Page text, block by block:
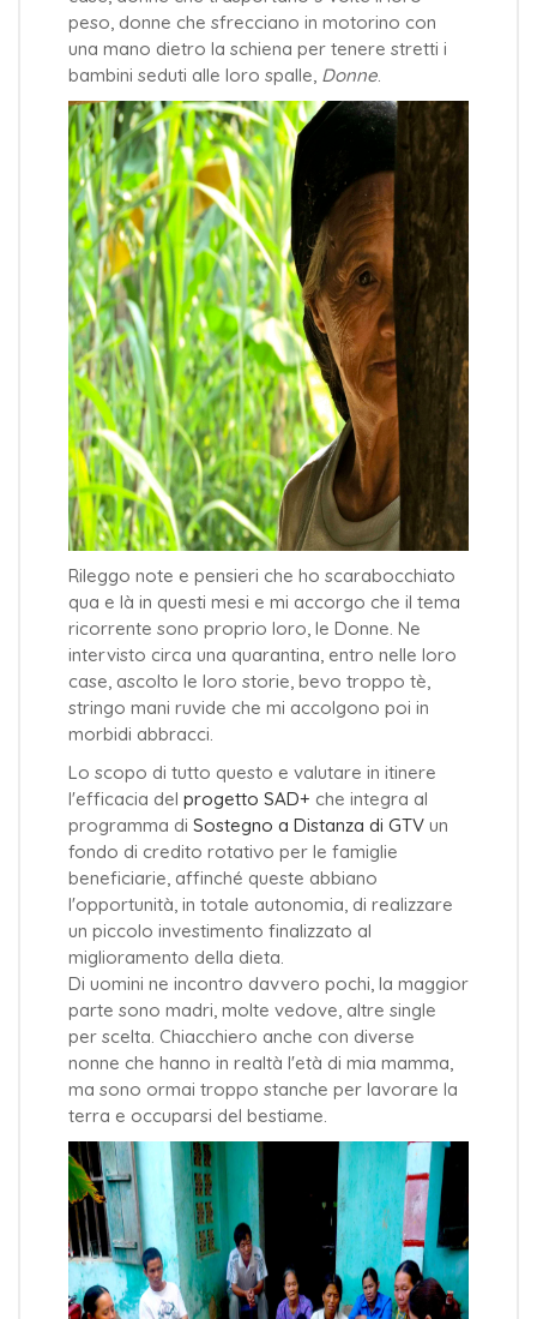
peso, donne che sfrecciano in motorino con
una mano dietro la schiena per tenere stretti i
bambini seduti alle loro spalle, Donne
Rileggo note e pensieri che ho scarabocchiato
qua e là in questi mesi e mi accorgo che il tema
ricorrente sono proprio loro, le Donne. Ne
intervisto circa una quarantina, entro nelle loro
case, ascolto le loro storie, bevo troppo tè,
stringo mani ruvide che mi accolgono poi in
morbidi abbracci.
Lo scopo di tutto questo e valutare in itinere
l'efficacia del progetto SAD+ che integra al
programma di Sostegno a Distanza di GTV un
fondo di credito rotativo per le famiglie
beneficiarie, affinché queste abbiano
l'opportunità, in totale autonomia, di realizzare
un piccolo investimento finalizzato al
miglioramento della dieta.
Di uomini ne incontro davvero pochi, la maggior
parte sono madri, molte vedove, altre single
per scelta. Chiacchiero anche con diverse
nonne che hanno in realtà l'età di mia mamma,
ma sono ormai troppo stanche per lavorare la
terra e occuparsi del bestiame.